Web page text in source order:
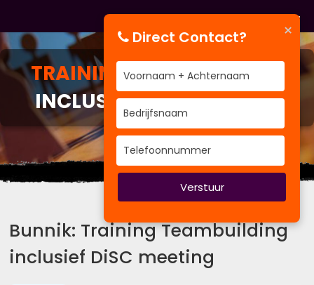
TRAININGTEAMBUILDING
INCLUSIEF DISC MEETING
BV&T traint voor Bedrijven
Bunnik: Training Teambuilding
inclusief DiSC meeting
×
Direct Contact?
Verstuur